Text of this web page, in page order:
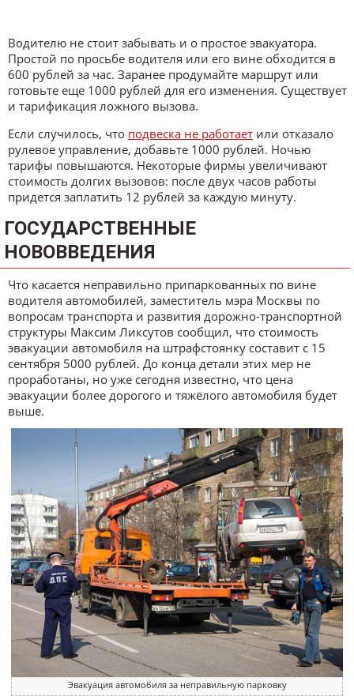
Водителю не стоит забывать и о простое эвакуатора.
Простой по просьбе водителя или его вине обходится в
600 рублей за час. Заранее продумайте маршрут или
готовьте еще 1000 рублей для его изменения. Существует
и тарификация ложного вызова.
Если случилось, что подвеска не работает или отказало
рулевое управление, добавьте 1000 рублей. Ночью
тарифы повышаются. Некоторые фирмы увеличивают
стоимость долгих вызовов: после двух часов работы
придется заплатить 12 рублей за каждую минуту.
ГОСУДАРСТВЕННЫЕ
НОВОВВЕДЕНИЯ
Что касается неправильно припаркованных по вине
водителя автомобилей, заместитель мэра Москвы по
вопросам транспорта и развития дорожно-транспортной
структуры Максим Ликсутов сообщил, что стоимость
эвакуации автомобиля на штрафстоянку составит с 15
сентября 5000 рублей. До конца детали этих мер не
проработаны, но уже сегодня известно, что цена
эвакуации более дорогого и тяжёлого автомобиля будет
выше.
Эвакуация автомобиля за неправильную парковку